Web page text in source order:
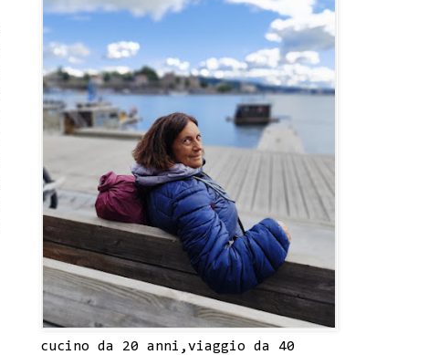
cucino da 20 anni,viaggio da 40